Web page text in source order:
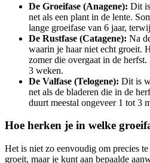
De Groeifase (Anagene): Dit
net als een plant in de lente.
lange groeifase van 6 jaar,
De Rustfase (Catagene): Na
waarin je haar niet echt groeit.
zomer die overgaat in de
3 weken.
De Valfase (Telogene): Dit is
net als de bladeren die in de
duurt meestal ongeveer 1 tot 3
Hoe herken je in welke
Het is niet zo eenvoudig om precies
groeit, maar je kunt aan bepaalde